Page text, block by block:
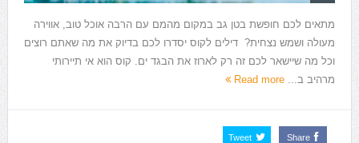
מתאים לכם חופשת בטן גב במקום מהמם עם הרבה אוכל טוב, אווירה
מעולה ושמש נצחית? דילים לקוס יסדרו לכם בדיוק את מה שאתם רוצים
וכל מה שיישאר לכם זה רק לארוז את הבגד ים. קוס הוא אי תיירותי
מרהיב ב... Read more
Share
Tweet